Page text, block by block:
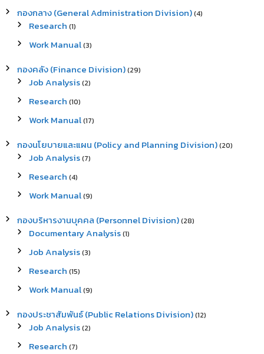
f
กองกลาง (General Administration Division)(4)
Research (1)
Work Manual(3)
กองคลัง (Finance Division)(29)
Job Analysis(2)
Research (10)
Work Manual(17)
กองนโยบายและแผน (Policy and Planning Division)(20)
Job Analysis(7)
Research (4)
Work Manual(9)
กองบริหารงานบุคคล (Personnel Division)(28)
Documentary Analysis(1)
Job Analysis(3)
Research (15)
Work Manual(9)
กองประชาสัมพันธ์ (Public Relations Division)(12)
Job Analysis(2)
Research (7)